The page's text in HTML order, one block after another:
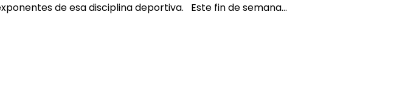
de esa disciplina deportiva. Este fin de semana…